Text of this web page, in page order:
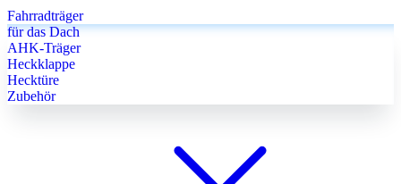
Fahrradträger
für das Dach
AHK-Träger
Heckklappe
Hecktüre
Zubehör